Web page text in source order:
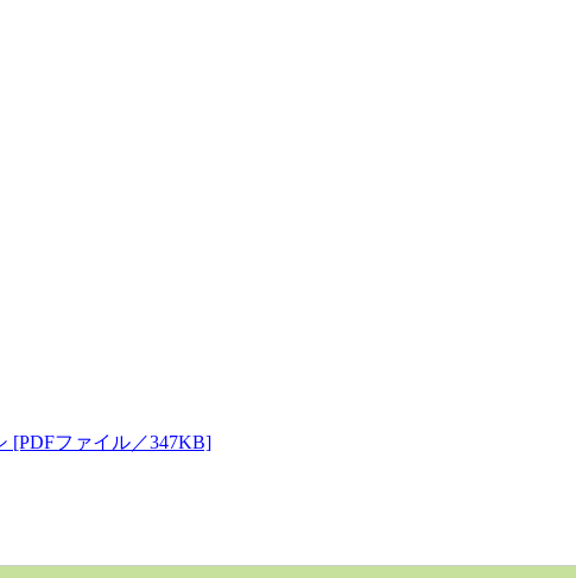
[PDFファイル／347KB]